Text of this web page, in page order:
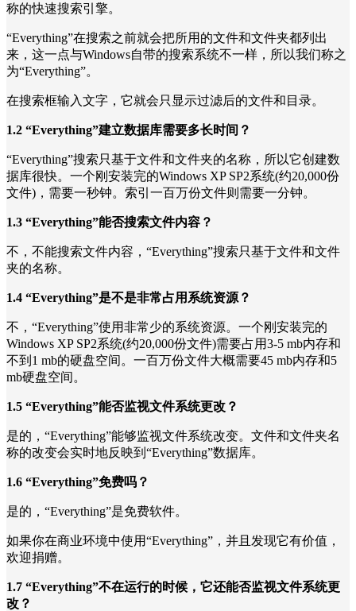
称的快速搜索引擎。
“Everything”在搜索之前就会把所用的文件和文件夹都列出
来，这一点与Windows自带的搜索系统不一样，所以我们称之
为“Everything”。
在搜索框输入文字，它就会只显示过滤后的文件和目录。
1.2 “Everything”建立数据库需要多长时间？
“Everything”搜索只基于文件和文件夹的名称，所以它创建数
据库很快。一个刚安装完的Windows XP SP2系统(约20,000份
文件)，需要一秒钟。索引一百万份文件则需要一分钟。
1.3 “Everything”能否搜索文件内容？
不，不能搜索文件内容，“Everything”搜索只基于文件和文件
夹的名称。
1.4 “Everything”是不是非常占用系统资源？
不，“Everything”使用非常少的系统资源。一个刚安装完的
Windows XP SP2系统(约20,000份文件)需要占用3-5 mb内存和
不到1 mb的硬盘空间。一百万份文件大概需要45 mb内存和5
mb硬盘空间。
1.5 “Everything”能否监视文件系统更改？
是的，“Everything”能够监视文件系统改变。文件和文件夹名
称的改变会实时地反映到“Everything”数据库。
1.6 “Everything”免费吗？
是的，“Everything”是免费软件。
如果你在商业环境中使用“Everything”，并且发现它有价值，
欢迎捐赠。
1.7 “Everything”不在运行的时候，它还能否监视文件系统更
改？